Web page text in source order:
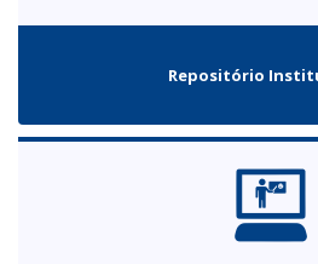
Repositório